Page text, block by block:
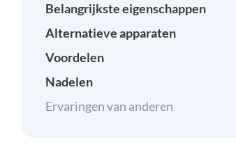
Belangrijkste eigenschappen
Alternatieve apparaten
Voordelen
Nadelen
Ervaringen van anderen